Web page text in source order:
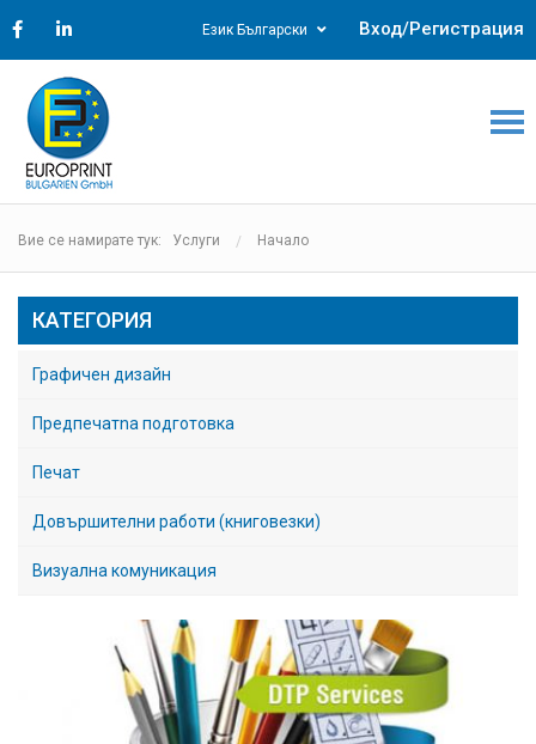
Език Български Вход/Регистрация
Вие се намирате тук: Услуги Начало
КАТЕГОРИЯ
Графичен дизайн
Предпечатna подготовка
Печат
Довършителни работи (книговезки)
Визуална комуникация